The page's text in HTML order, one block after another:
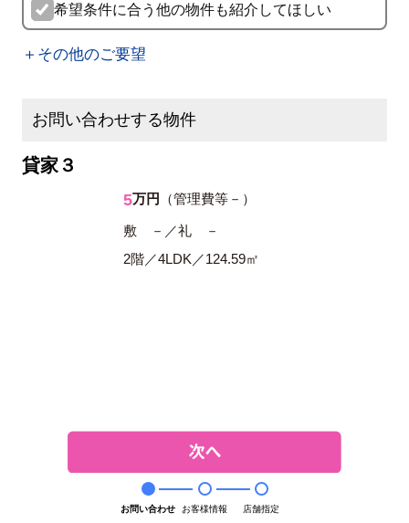
希望条件に合う他の物件も紹介してほしい
＋その他のご要望
お問い合わせする物件
貸家３
5万円 （管理費等－）
敷 －／礼 －
2階／4LDK／124.59㎡
お問い合わせ お客様情報 店舗指定